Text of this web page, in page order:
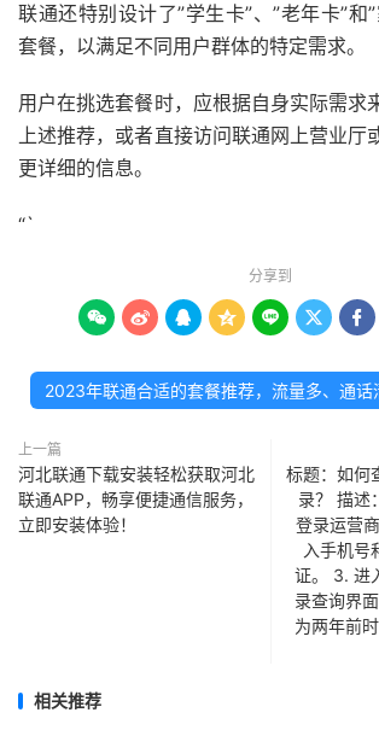
联通还特别设计了”学生卡”、”老年卡”和
套餐，以满足不同用户群体的特定需求。
用户在挑选套餐时，应根据自身实际需求
上述推荐，或者直接访问联通网上营业厅
更详细的信息。
“`
分享到
      
2023年联通合适的套餐推荐，流量多、通话
上一篇
河北联通下载安装轻松获取河北
联通APP，畅享便捷通信服务，
立即安装体验！
标题：如何
录？ 描述
登录运营
入手机号
证。 3. 进
录查询界
为两年前
相关推荐